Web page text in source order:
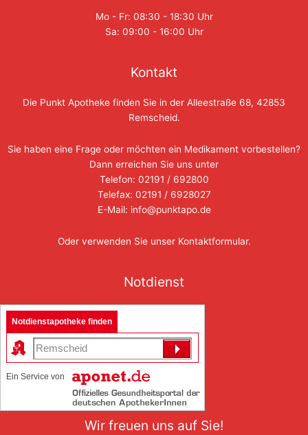
Mo - Fr: 08:30 - 18:30 Uhr
Sa: 09:00 - 16:00 Uhr
Kontakt
Die Punkt Apotheke finden Sie in der Alleestraße 68, 42853
Remscheid.
Sie haben eine Frage oder möchten ein Medikament vorbestellen?
Dann erreichen Sie uns unter
Telefon: 02191 / 692800
Telefax: 02191 / 6928027
E-Mail: info@punktapo.de
Oder verwenden Sie unser Kontaktformular.
Notdienst
Notdienstapotheke finden
Ein Service von
Wir freuen uns auf Sie!